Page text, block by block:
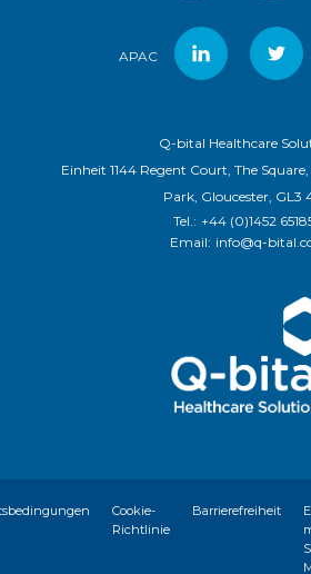
APAC
Q-bital Healthcare
Einheit 1144 Regent Court, The
Park, Gloucester, GL3
Tel.: +44 (0)1452
Email: info@q-
Cookie-
Richtlinie
Barrierefreiheit